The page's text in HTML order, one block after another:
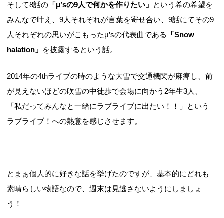
そして8話の 「 μ’sの9人で何かを作りたい」 という希の希望を
みんなで叶え、9人それぞれが言葉を寄せ合い、9話にてその9
人それぞれの思いがこもったμ’sの代表曲である
「Snow
halation」 を披露するという話。
2014年の4thライブの時のような大雪で交通機関が麻痺し、前
が見えないほどの吹雪の中徒歩で会場に向かう2年生3人、
「私だってみんなと一緒にラブライブに出たい！！」という
ラブライブ！への熱意を感じさせます。
とまぁ個人的に好きな話を挙げたのですが、基本的にどれも
素晴らしい物語なので、週末は見逃さないようにしましょ
う！